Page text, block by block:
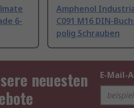
6-
Amphenol
C091 M16 DIN-
polig Schrauben
neuesten
E-Mail-